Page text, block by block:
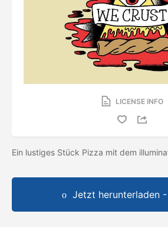
LICENSE INFO
Ein lustiges Stück Pizza mit dem
Jetzt herunterladen